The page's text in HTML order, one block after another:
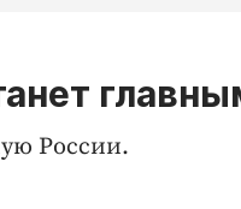
России.